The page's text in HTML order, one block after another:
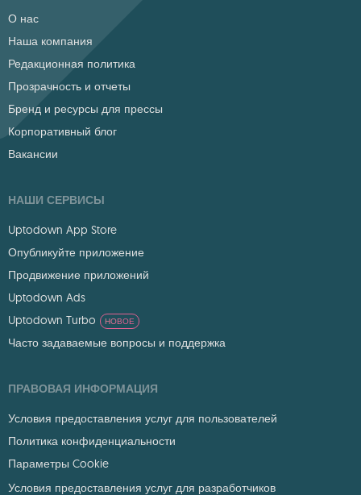
О нас
Наша компания
Редакционная политика
Прозрачность и отчеты
Бренд и ресурсы для прессы
Корпоративный блог
Вакансии
НАШИ СЕРВИСЫ
Uptodown App Store
Опубликуйте приложение
Продвижение приложений
Uptodown Ads
Uptodown Turbo
НОВОЕ
Часто задаваемые вопросы и поддержка
ПРАВОВАЯ ИНФОРМАЦИЯ
Условия предоставления услуг для пользователей
Политика конфиденциальности
Параметры Cookie
Условия предоставления услуг для разработчиков